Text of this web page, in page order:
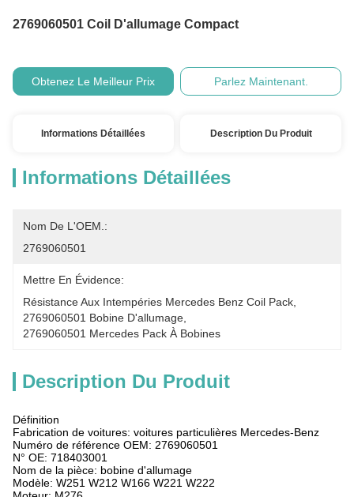
2769060501 Coil D'allumage Compact
Obtenez Le Meilleur Prix Parlez Maintenant.
Informations Détaillées Description Du Produit
Informations Détaillées
Nom De L'OEM.:
2769060501
Mettre En Évidence:
Résistance Aux Intempéries Mercedes Benz Coil Pack
2769060501 Bobine D'allumage
2769060501 Mercedes Pack À Bobines
Description Du Produit
Définition
Fabrication de voitures: voitures particulières Mercedes-Benz
Numéro de référence OEM: 2769060501
N° OE: 718403001
Nom de la pièce: bobine d'allumage
Modèle: W251 W212 W166 W221 W222